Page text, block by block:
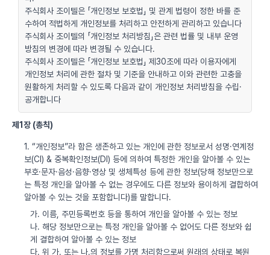
주식회사 조이텔은 「개인정보 보호법」 및 관계 법령이 정한 바를 준
수하여 적법하게 개인정보를 처리하고 안전하게 관리하고 있습니다
주식회사 조이텔의 「개인정보 처리방침」은 관련 법률 및 내부 운영
방침의 변경에 따라 변경될 수 있습니다.
주식회사 조이텔은 「개인정보 보호법」 제30조에 따라 이용자에게
개인정보 처리에 관한 절차 및 기준을 안내하고 이와 관련한 고충을
원활하게 처리할 수 있도록 다음과 같이 개인정보 처리방침을 수립·
공개합니다
제1장 (총칙)
1. “개인정보”라 함은 생존하고 있는 개인에 관한 정보로서 성명·연계정
보(CI) & 중복확인정보(DI) 등에 의하여 특정한 개인을 알아볼 수 있는
부호·문자·음성·음향·영상 및 생체특성 등에 관한 정보(당해 정보만으로
는 특정 개인을 알아볼 수 없는 경우에도 다른 정보와 용이하게 결합하여
알아볼 수 있는 것을 포함합니다)를 말합니다.
가. 이름, 주민등록번호 등을 통하여 개인을 알아볼 수 있는 정보
나. 해당 정보만으로는 특정 개인을 알아볼 수 없어도 다른 정보와 쉽
게 결합하여 알아볼 수 있는 정보
다. 위 가. 또는 나.의 정보를 가명 처리함으로써 원래의 상태로 복원